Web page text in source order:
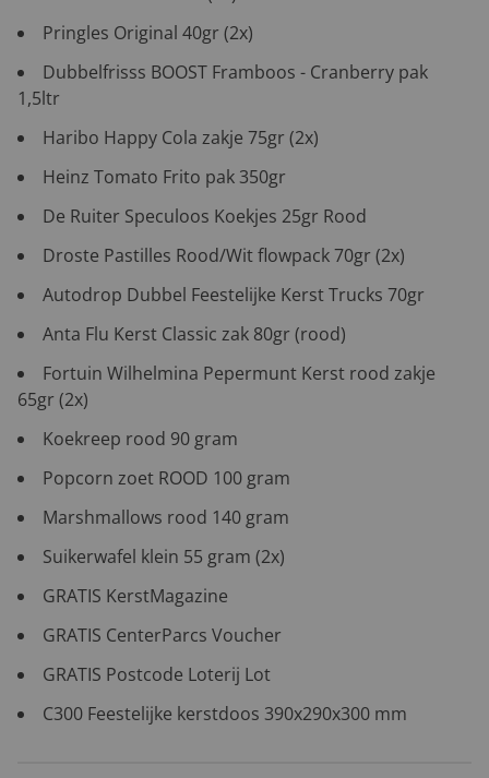
Pringles Original 40gr (2x)
Dubbelfrisss BOOST Framboos - Cranberry pak
1,5ltr
Haribo Happy Cola zakje 75gr (2x)
Heinz Tomato Frito pak 350gr
De Ruiter Speculoos Koekjes 25gr Rood
Droste Pastilles Rood/Wit flowpack 70gr (2x)
Autodrop Dubbel Feestelijke Kerst Trucks 70gr
Anta Flu Kerst Classic zak 80gr (rood)
Fortuin Wilhelmina Pepermunt Kerst rood zakje
65gr (2x)
Koekreep rood 90 gram
Popcorn zoet ROOD 100 gram
Marshmallows rood 140 gram
Suikerwafel klein 55 gram (2x)
GRATIS KerstMagazine
GRATIS CenterParcs Voucher
GRATIS Postcode Loterij Lot
C300 Feestelijke kerstdoos 390x290x300 mm